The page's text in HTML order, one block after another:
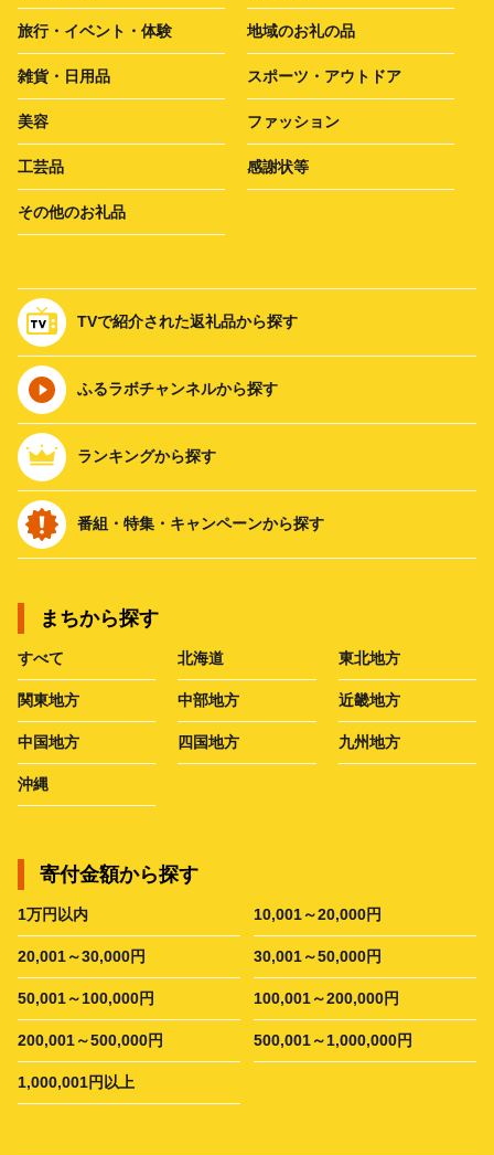
旅行・イベント・体験 地域のお礼の品
雑貨・日用品 スポーツ・アウトドア
美容 ファッション
工芸品 感謝状等
その他のお礼品
TVで紹介された返礼品から探す
ふるラボチャンネルから探す
ランキングから探す
番組・特集・キャンペーンから探す
まちから探す
すべて 北海道 東北地方
関東地方 中部地方 近畿地方
中国地方 四国地方 九州地方
沖縄
寄付金額から探す
1万円以内 10,001～20,000円
20,001～30,000円 30,001～50,000円
50,001～100,000円 100,001～200,000円
200,001～500,000円 500,001～1,000,000円
1,000,001円以上